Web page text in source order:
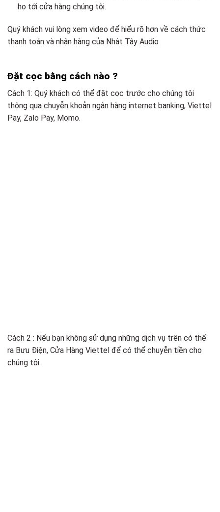
họ tới cửa hàng chúng tôi.
Quý khách vui lòng xem video để hiểu rõ hơn về cách thức
thanh toán và nhận hàng của Nhật Tây Audio
Đặt cọc bằng cách nào ?
Cách 1: Quý khách có thể đặt cọc trước cho chúng tôi
thông qua chuyễn khoản ngân hàng internet banking, Viettel
Pay, Zalo Pay, Momo.
Cách 2 : Nếu bạn không sử dụng những dịch vụ trên có thể
ra Bưu Điện, Cửa Hàng Viettel để có thể chuyễn tiền cho
chúng tôi.